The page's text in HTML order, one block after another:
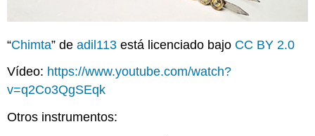
“Chimta” deadil113 está licenciado bajo CC BY 2.0
Vídeo: https://www.youtube.com/watch?
v=q2Co3QgSEqk
Otros instrumentos: